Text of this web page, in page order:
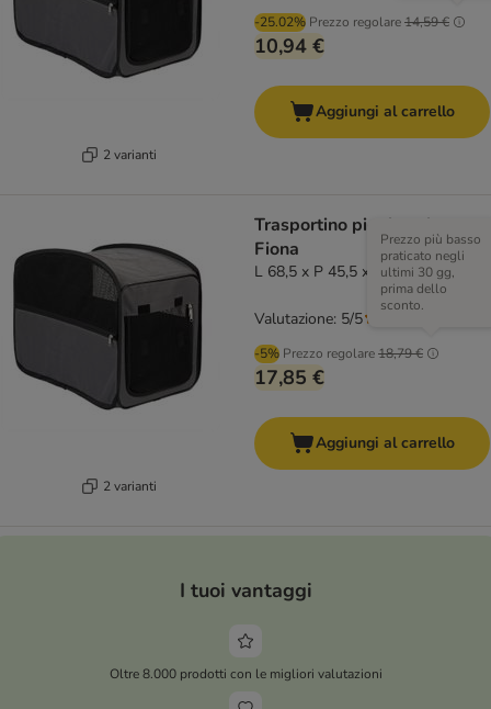
2 varianti
-25.02% Prezzo regolare14,59 €
10,94 €
Aggiungi al carrello
2 varianti
Trasportino pieghevole
Fiona
L 68,5 x P 45,5 x H 56 cm
-5% Prezzo regolare18,79 €
Prezzo più basso
praticato negli
ultimi 30 gg,
prima dello
sconto.
17,85 €
Valutazione: 5/5
Aggiungi al carrello
I tuoi vantaggi
Oltre 8.000 prodotti con le migliori valutazioni